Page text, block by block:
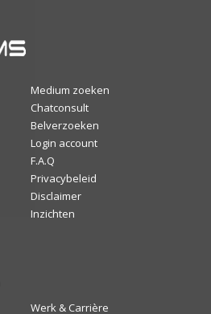
Medium zoeken
Chatconsult
Belverzoeken
Login account
F.A.Q
Privacybeleid
Disclaimer
Inzichten
Werk & Carrière